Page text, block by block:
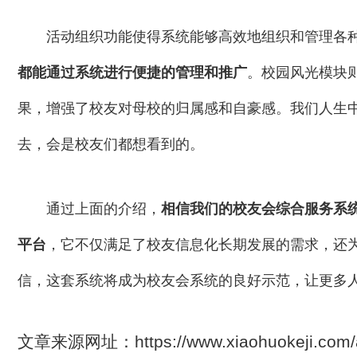
活动组织功能使得系统能够高效地组织和管理各
都能通过系统进行便捷的管理和推广。校园风光模块
果，增强了校友对母校的归属感和自豪感。我们人
去，会是校友们都想看到的。
通过上面的介绍， 相信我们的校友会综合服务系
平台 ，它不仅满足了校友信息化长期发展的需求，
信，这套系统将成为校友会系统的良好示范，让更多
文章来源网址：https://